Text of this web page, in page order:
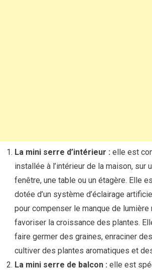
La mini serre d’intérieur : elle est
installée à l’intérieur de la maison, sur
fenêtre, une table ou un étagère. Elle
dotée d’un système d’éclairage
pour compenser le manque de lumière
favoriser la croissance des plantes.
faire germer des graines, enraciner
cultiver des plantes aromatiques et
La mini serre de balcon : elle est